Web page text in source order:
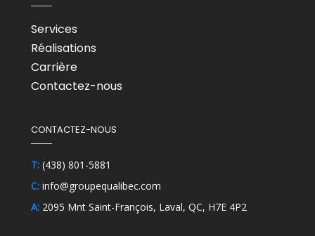
Services
Réalisations
Carrière
Contactez-nous
CONTACTEZ-NOUS
T: (438) 801-5881
C: info@groupequalibec.com
A: 2095 Mnt Saint-François, Laval, QC, H7E 4P2